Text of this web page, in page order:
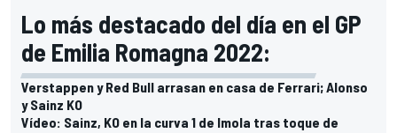
Lo más destacado del día en el GP
de Emilia Romagna 2022:
Verstappen y Red Bull arrasan en casa de Ferrari; Alonso
y Sainz KO
Vídeo: Sainz, KO en la curva 1 de Imola tras toque de